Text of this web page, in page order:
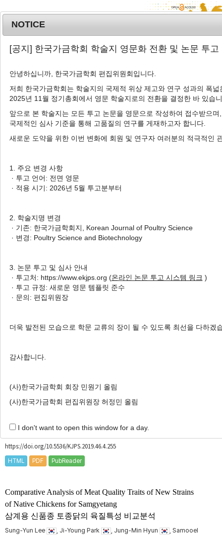
T
o
e
n
a
MENU
Advanced Search List
Author: Ji-Young Park
3 Articles are founded.
사육기간에 따른 신품종 및 상용토종닭의 육질특성 비교
분석
이성윤, 박지영, 정사무엘, 정종현, 남기창
Korean J. Poult. Sci. 2021;48(4):207-216.
https://doi.org/10.5536/KJPS.2021.48.4.207
Breast Meat of Native Chicken Strains and
질 비교
Seong-Yun Lee , Ji-Young Park
, Ki-Chang Nam
Korean J. Poult. Sci. 2019;46(4):255-262.
https://doi.org/10.5536/KJPS.2019.46.4.255
HTML PDF PubReader
Comparative Analysis of Meat Quality Traits of New Strains
of Native Chickens for Samgyetang
삼계용 신품종 토종닭의 육질특성 비교분석
Sung-Yun Lee , Ji-Young Park , Jung-Min Hyun
, Samooel
NOTICE
[공지] 한국가금학회 학술지 영문화 전환 및 논문 투고
안녕하십니까, 한국가금학회 편집위원회입니다.
저희 한국가금학회는 학술지의 국제적 위상 제고와 연구 성과의 폭넓
2025년 11월 정기총회에서 영문 학술지로의 전환을 결정한 바 있습
앞으로 본 학술지는 모든 투고 논문을 영문으로 작성하여 접수받으며,
국제적인 심사 기준을 통해 고품질의 연구를 게재하고자 합니다.
새로운 도약을 위한 이번 변화에 회원 및 연구자 여러분의 적극적인
1. 주요 변경 사항
· 투고 언어: 전면 영문
· 적용 시기: 2026년 5월 투고분부터
2. 학술지명 변경
· 기존: 한국가금학회지, Korean Journal of Poultry Science
· 변경: Poultry Science and Biotechnology
3. 논문 투고 및 심사 안내
· 투고처: https://www.ekjps.org (온라인 논문 투고 시스템 링크 )
· 투고 규정: 새로운 영문 템플릿 준수
· 문의: 편집위원장
더욱 발전된 모습으로 학문 교류의 장이 될 수 있도록 최선을 다하겠
감사합니다.
(사)한국가금학회 회장 민원기 올림
(사)한국가금학회 편집위원장 허정민 올림
I don't want to open this window for a day.